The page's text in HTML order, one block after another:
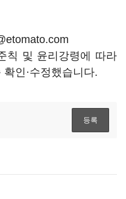
칙 및 윤리강령에 따라
인·수정했습니다.